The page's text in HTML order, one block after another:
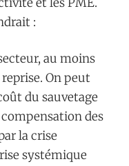
:
au moins
On peut
du sauvetage
compensation des
la crise
systémique